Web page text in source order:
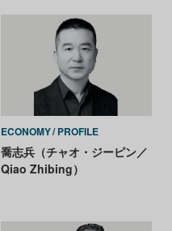
Gustavo A. Cisneros）
ECONOMY PROFILE
喬志兵（チャオ・ジーピン／
Qiao Zhibing）